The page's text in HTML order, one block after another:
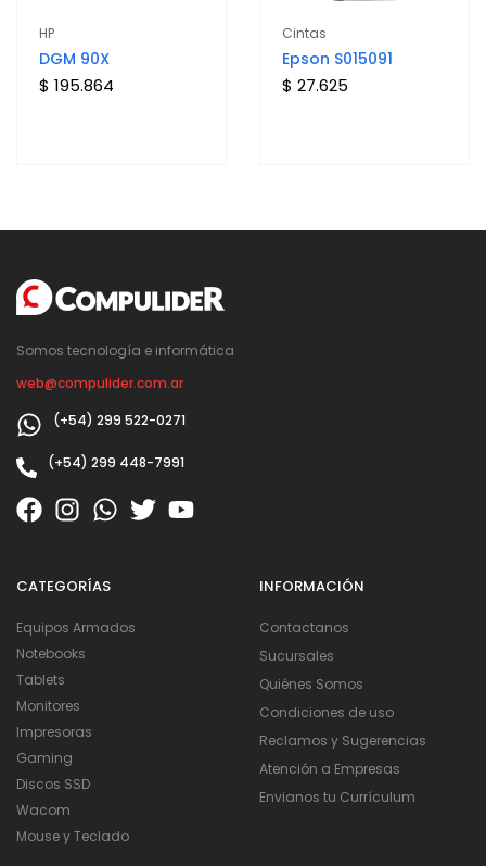
HP
DGM 90X
$ 195.864
Cintas
Epson S015091
$ 27.625
Somos tecnología e informática
web@compulider.com.ar
(+54) 299 522-0271
(+54) 299 448-7991
CATEGORÍAS
Equipos Armados
Notebooks
Tablets
Monitores
Impresoras
Gaming
Discos SSD
Wacom
Mouse y Teclado
INFORMACIÓN
Contactanos
Sucursales
Quiénes Somos
Condiciones de uso
Reclamos y Sugerencias
Atención a Empresas
Envianos tu Currículum